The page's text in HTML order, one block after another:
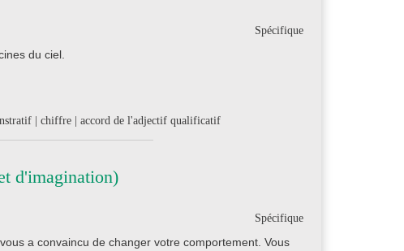
Spécifique
du ciel.
| chiffre | accord de l'adjectif qualificatif
d'imagination)
Spécifique
a convaincu de changer votre comportement. Vous